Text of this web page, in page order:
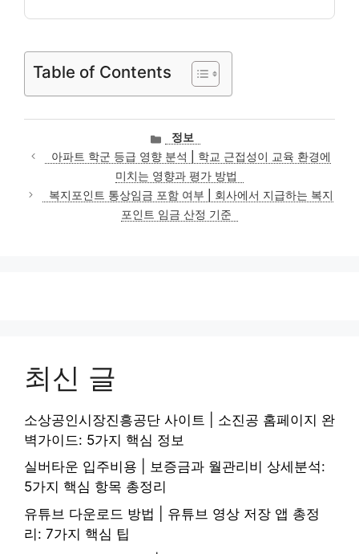
Table of Contents
카
테
고
리
정보
아파트 학군 등급 영향 분석 | 학교 근접성이 교육 환경에
미치는 영향과 평가 방법
복지포인트 통상임금 포함 여부 | 회사에서 지급하는 복지
포인트 임금 산정 기준
최신 글
소상공인시장진흥공단 사이트 | 소진공 홈페이지 완
벽가이드: 5가지 핵심 정보
실버타운 입주비용 | 보증금과 월관리비 상세분석:
5가지 핵심 항목 총정리
유튜브 다운로드 방법 | 유튜브 영상 저장 앱 총정
리: 7가지 핵심 팁